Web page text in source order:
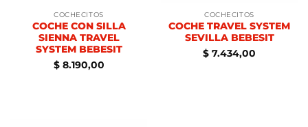
COCHECITOS
COCHE CON SILLA
SIENNA TRAVEL
SYSTEM BEBESIT
$8.190,00
COCHECITOS
COCHE TRAVEL SYSTEM
SEVILLA BEBESIT
$ 7.434,00